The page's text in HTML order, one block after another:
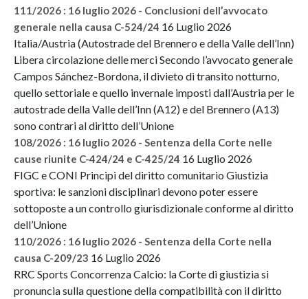
111/2026 : 16 luglio 2026 - Conclusioni dell’avvocato
generale nella causa C-524/24 16 Luglio 2026
Italia/Austria (Autostrade del Brennero e della Valle dell’Inn)
Libera circolazione delle merci Secondo l’avvocato generale
Campos Sánchez-Bordona, il divieto di transito notturno,
quello settoriale e quello invernale imposti dall’Austria per le
autostrade della Valle dell’Inn (A12) e del Brennero (A13)
sono contrari al diritto dell’Unione
108/2026 : 16 luglio 2026 - Sentenza della Corte nelle
cause riunite C-424/24 e C-425/24 16 Luglio 2026
FIGC e CONI Principi del diritto comunitario Giustizia
sportiva: le sanzioni disciplinari devono poter essere
sottoposte a un controllo giurisdizionale conforme al diritto
dell’Unione
110/2026 : 16 luglio 2026 - Sentenza della Corte nella
causa C-209/23 16 Luglio 2026
RRC Sports Concorrenza Calcio: la Corte di giustizia si
pronuncia sulla questione della compatibilità con il diritto